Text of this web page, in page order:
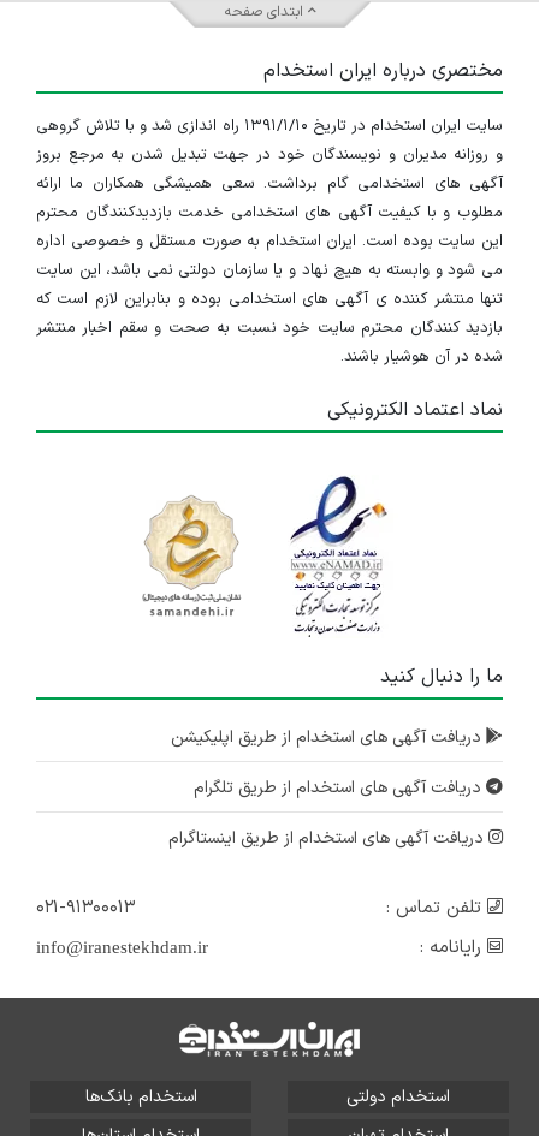
ابتدای صفحه
مختصری درباره ایران استخدام
سایت ایران استخدام در تاریخ ۱۳۹۱/۱/۱۰ راه اندازی شد و با تلاش گروهی
و روزانه مدیران و نویسندگان خود در جهت تبدیل شدن به مرجع بروز
آگهی های استخدامی گام برداشت. سعی همیشگی همکاران ما ارائه
مطلوب و با کیفیت آگهی های استخدامی خدمت بازدیدکنندگان محترم
این سایت بوده است. ایران استخدام به صورت مستقل و خصوصی اداره
می شود و وابسته به هیچ نهاد و یا سازمان دولتی نمی باشد، این سایت
تنها منتشر کننده ی آگهی های استخدامی بوده و بنابراین لازم است که
بازدید کنندگان محترم سایت خود نسبت به صحت و سقم اخبار منتشر
شده در آن هوشیار باشند.
نماد اعتماد الکترونیکی
ما را دنبال کنید
دریافت آگهی های استخدام از طریق اپلیکیشن
دریافت آگهی های استخدام از طریق تلگرام
دریافت آگهی های استخدام از طریق اینستاگرام
تلفن تماس :
۰۲۱-۹۱۳۰۰۰۱۳
رایانامه :
info@iranestekhdam.ir
استخدام دولتی
استخدام بانک‌ها